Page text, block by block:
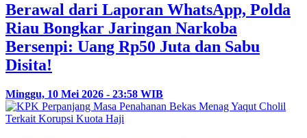
Berawal dari Laporan WhatsApp, Polda
Riau Bongkar Jaringan Narkoba
Bersenpi: Uang Rp50 Juta dan Sabu
Disita!
Minggu, 10 Mei 2026 - 23:58 WIB